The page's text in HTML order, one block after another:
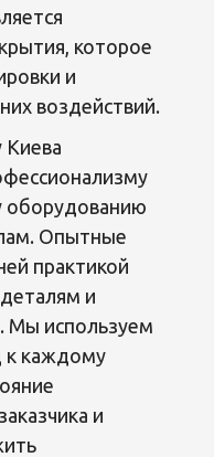
которое
и
воздействий.
Киева
оборудованию
Опытные
практикой
и
Мы используем
к каждому
и